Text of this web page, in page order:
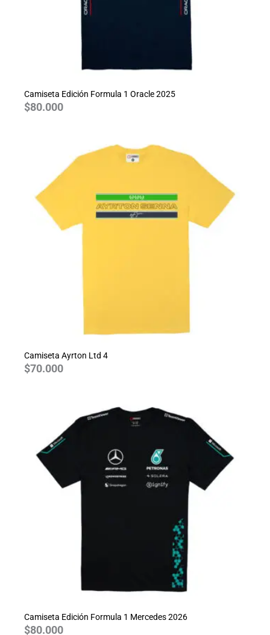
Camiseta Edición Formula 1 Oracle 2025
$80.000
Camiseta Ayrton Ltd 4
$70.000
Camiseta Edición Formula 1 Mercedes 2026
$80.000